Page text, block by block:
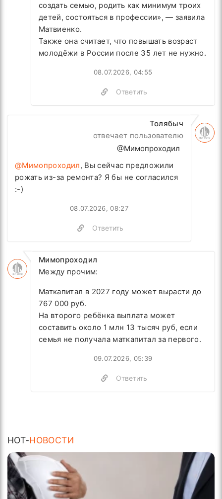
создать семью, родить как минимум троих
детей, состояться в профессии», — заявила
Матвиенко.
Также она считает, что повышать возраст
молодёжи в России после 35 лет не нужно.
08.07.2026, 04:55
Ответить
Толябыч
отвечает пользователю
@Мимопроходил
@Мимопроходил, Вы сейчас предложили
рожать из-за ремонта? Я бы не согласился
:-)
Ответить
08.07.2026, 08:27
Мимопроходил
Между прочим:
Маткапитал в 2027 году может вырасти до
767 000 руб.
На второго ребёнка выплата может
составить около 1 млн 13 тысяч руб, если
семья не получала маткапитал за первого.
09.07.2026, 05:39
Ответить
HOT-НОВОСТИ